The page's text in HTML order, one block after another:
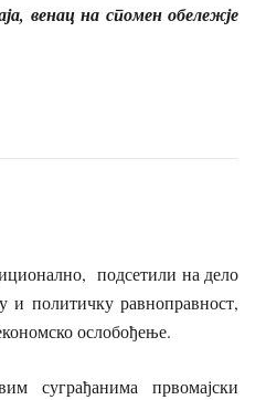
венац на спомен обележје
подсетили на дело
и политичку равноправност,
ослобођење.
суграђанима првомајски